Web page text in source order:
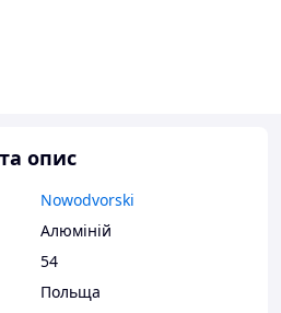
опис
Nowodvorski
Алюміній
54
Польща